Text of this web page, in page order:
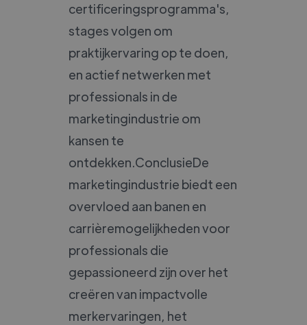
certificeringsprogramma's,
stages volgen om
praktijkervaring op te doen,
en actief netwerken met
professionals in de
marketingindustrie om
kansen te
ontdekken.ConclusieDe
marketingindustrie biedt een
overvloed aan banen en
carrièremogelijkheden voor
professionals die
gepassioneerd zijn over het
creëren van impactvolle
merkervaringen, het